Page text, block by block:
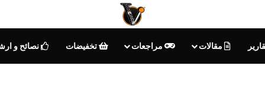
مقالات مراجعات تخفيضات نصائح و